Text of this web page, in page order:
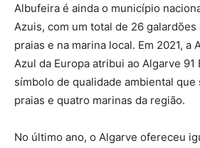
Albufeira é ainda o município
Azuis, com um total de 26 galardões
praias e na marina local. Em 2021, a
Azul da Europa atribui ao Algarve 91
símbolo de qualidade ambiental que
praias e quatro marinas da região.
No último ano, o Algarve ofereceu